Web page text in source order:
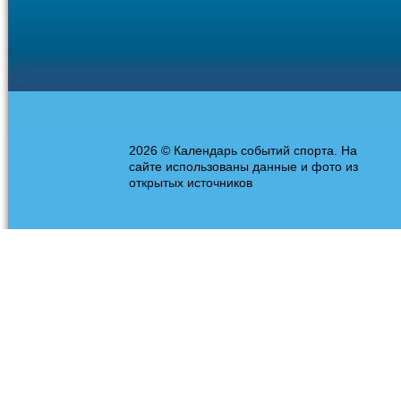
2026 © Календарь событий спорта. На
сайте использованы данные и фото из
открытых источников